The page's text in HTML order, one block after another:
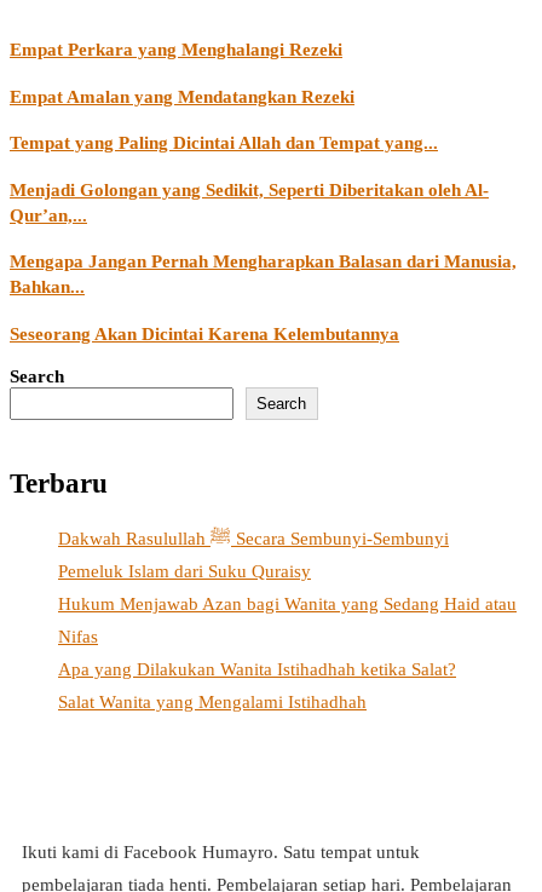
Empat Perkara yang Menghalangi Rezeki
Empat Amalan yang Mendatangkan Rezeki
Tempat yang Paling Dicintai Allah dan Tempat yang...
Menjadi Golongan yang Sedikit, Seperti Diberitakan oleh Al-
Qur’an,...
Mengapa Jangan Pernah Mengharapkan Balasan dari Manusia,
Bahkan...
Seseorang Akan Dicintai Karena Kelembutannya
Search
Search
Terbaru
Dakwah Rasulullah ﷺ Secara Sembunyi-Sembunyi
Pemeluk Islam dari Suku Quraisy
Hukum Menjawab Azan bagi Wanita yang Sedang Haid atau
Nifas
Apa yang Dilakukan Wanita Istihadhah ketika Salat?
Salat Wanita yang Mengalami Istihadhah
Ikuti kami di Facebook Humayro. Satu tempat untuk
pembelajaran tiada henti. Pembelajaran setiap hari. Pembelajaran